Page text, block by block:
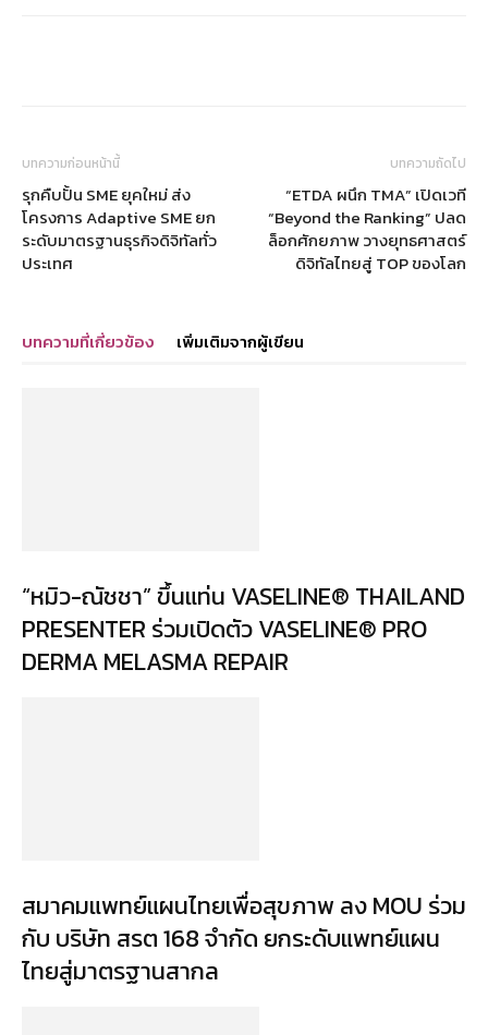
บทความก่อนหน้านี้
รุกคืบปั้น SME ยุคใหม่ ส่ง
โครงการ Adaptive SME ยก
ระดับมาตรฐานธุรกิจดิจิทัลทั่ว
ประเทศ
บทความถัดไป
“ETDA ผนึก TMA” เปิดเวที
“Beyond the Ranking” ปลด
ล็อกศักยภาพ วางยุทธศาสตร์
ดิจิทัลไทยสู่ TOP ของโลก
บทความที่เกี่ยวข้อง เพิ่มเติมจากผู้เขียน
“หมิว-ณัชชา” ขึ้นแท่น VASELINE® THAILAND
PRESENTER ร่วมเปิดตัว VASELINE® PRO
DERMA MELASMA REPAIR
สมาคมแพทย์แผนไทยเพื่อสุขภาพ ลง MOU ร่วม
กับ บริษัท สรต 168 จำกัด ยกระดับแพทย์แผน
ไทยสู่มาตรฐานสากล